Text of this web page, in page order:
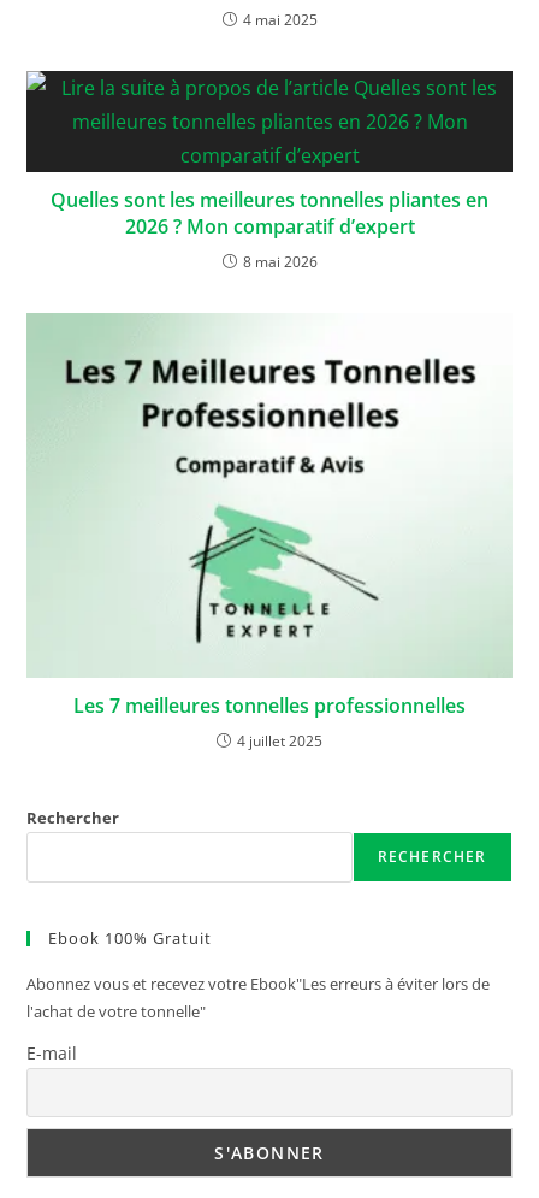
4 mai 2025
Quelles sont les meilleures tonnelles pliantes en
2026 ? Mon comparatif d’expert
8 mai 2026
Les 7 meilleures tonnelles professionnelles
4 juillet 2025
Rechercher
RECHERCHER
Ebook 100% Gratuit
Abonnez vous et recevez votre Ebook"Les erreurs à éviter lors de
l'achat de votre tonnelle"
E-mail